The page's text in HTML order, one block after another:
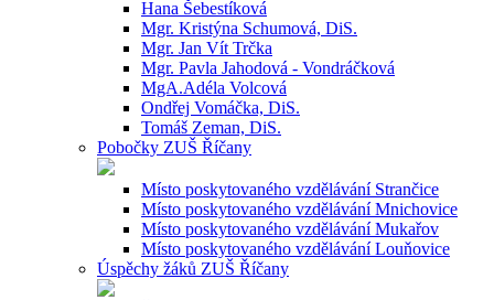
Hana Šebestíková
Mgr. Kristýna Schumová, DiS.
Mgr. Jan Vít Trčka
Mgr. Pavla Jahodová - Vondráčková
MgA.Adéla Volcová
Ondřej Vomáčka, DiS.
Tomáš Zeman, DiS.
Pobočky ZUŠ Říčany
Místo poskytovaného vzdělávání Strančice
Místo poskytovaného vzdělávání Mnichovice
Místo poskytovaného vzdělávání Mukařov
Místo poskytovaného vzdělávání Louňovice
Úspěchy žáků ZUŠ Říčany